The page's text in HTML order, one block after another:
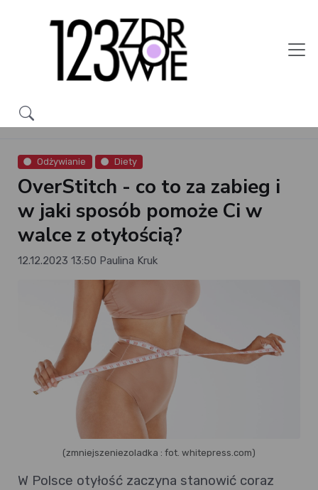
Odżywianie Diety
OverStitch - co to za zabieg i
w jaki sposób pomoże Ci w
walce z otyłością?
12.12.2023 13:50 Paulina Kruk
(zmniejszeniezoladka : fot. whitepress.com)
W Polsce otyłość zaczyna stanowić coraz